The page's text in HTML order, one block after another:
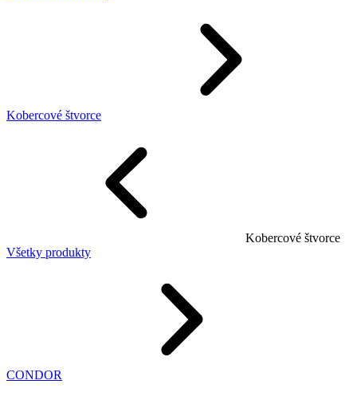
Kobercové štvorce
Kobercové štvorce
Všetky produkty
CONDOR